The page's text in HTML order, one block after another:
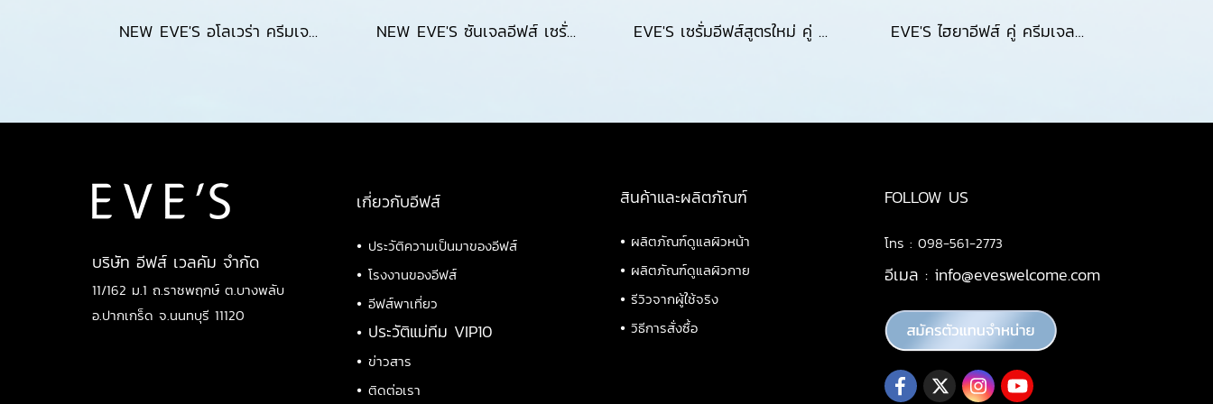
NEW EVE'S อโลเวร่า ครีมเจลฟ้า สูตรใหม่ สำหรับผิวหน้า ชุ่มชื้น ปราศจากแอลกอฮอล์ เหมาะสำหรับคุณแม่ตั้งครรภ์และผิวแพ้ง่าย ขนาด 20g & 100ml NEW EVE'S ซันเจลอีฟส์ เซรั่มอีฟส์ และ ครีมเจลฟ้า สูตรใหม่ล่าสุด Renewal Brightenning Cream Gel ไวเทนนิ่ง ผิวชุ่มชื้น ลดริ้วรอย คุณแม่ตั้งครรภ์และผิวแพ้ง่ายใช้ได้ EVE'S เซรั่มอีฟส์สูตรใหม่ คู่ ครีมเจลฟ้า & ครีมบำรุงผิวหน้า ไวเทนนิ่ง กระจ่างใส ลดริ้วรอย สำหรับคุณแม่ตั้งครรภ์และผิวแพ้ง่าย EVE'S ไฮยาอีฟส์ คู่ ครีมเจลฟ้า สูตรใหม่ล่าสุด Renewal Brightening Cream Gel ไวเทนนิ่ง สำหรับผิวชุ่มชื้น ลดริ้วรอย คุณแม่ตั้งครรภ์และผิวแพ้ง่ายใช้ได้ ขนาด 20ml
บริษัท อีฟส์ เวลคัม จำกัด
11/162 ม.1 ถ.ราชพฤกษ์ ต.บางพลับ
อ.ปากเกร็ด จ.นนทบุรี 11120
เกี่ยวกับอีฟส์
• ประวัติความเป็นมาของอีฟส์
• โรงงานของอีฟส์
• อีฟส์พาเที่ยว
• ประวัติแม่ทีม VIP10
• ข่าวสาร
• ติดต่อเรา
สินค้าและผลิตภัณฑ์
• ผลิตภัณฑ์ดูแลผิวหน้า
• ผลิตภัณฑ์ดูแลผิวกาย
• รีวิวจากผู้ใช้จริง
• วิธีการสั่งซื้อ
FOLLOW US
โทร : 098-561-2773
อีเมล : info@eveswelcome.com